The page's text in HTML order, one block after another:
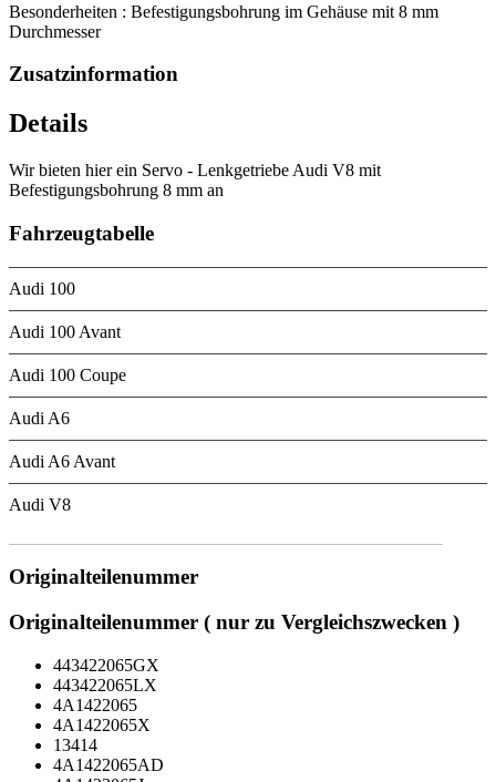
Besonderheiten : Befestigungsbohrung im Gehäuse mit 8 mm
Durchmesser
Zusatzinformation
Details
Wir bieten hier ein Servo - Lenkgetriebe Audi V8 mit
Befestigungsbohrung 8 mm an
Fahrzeugtabelle
Audi 100
Audi 100 Avant
Audi 100 Coupe
Audi A6
Audi A6 Avant
Audi V8
Originalteilenummer
Originalteilenummer ( nur zu Vergleichszwecken )
443422065GX
443422065LX
4A1422065
4A1422065X
13414
4A1422065AD